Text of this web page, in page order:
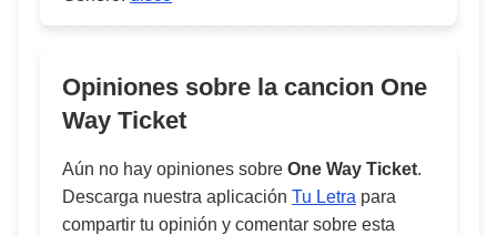
Opiniones sobre la cancion One
Way Ticket
Aún no hay opiniones sobre One Way Ticket.
Descarga nuestra aplicación Tu Letra para
compartir tu opinión y comentar sobre esta